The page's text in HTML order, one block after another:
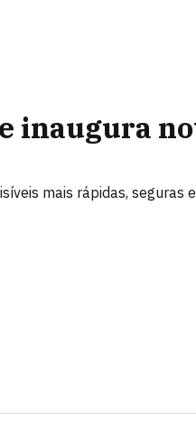
mais rápidas, seguras